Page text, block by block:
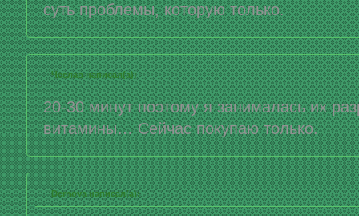
суть проблемы, которую только.
Чеслав написал(а):
20-30 минут поэтому я занималась их
витамины… Сейчас покупаю только.
Dernova написал(а):